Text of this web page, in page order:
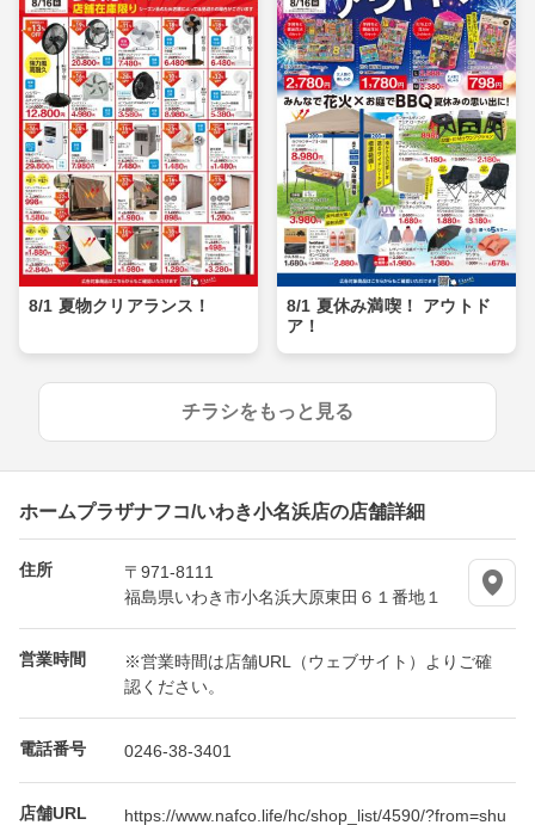
8/1 夏物クリアランス！
8/1 夏休み満喫！ アウトド
ア！
チラシをもっと見る
ホームプラザナフコ/いわき小名浜店の店舗詳細
住所
〒971-8111
福島県いわき市小名浜大原東田６１番地１
営業時間
※営業時間は店舗URL（ウェブサイト）よりご確
認ください。
電話番号 0246-38-3401
店舗URL
https://www.nafco.life/hc/shop_list/4590/?from=shu